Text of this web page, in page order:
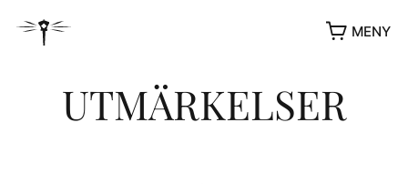
MENY
UTMÄRKELSER